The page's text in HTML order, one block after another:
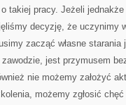
takiej pracy. Jeżeli
decyzję, że uczynimy
zacząć własne
jest przymusem
nie możemy założyć
możemy zgłosić